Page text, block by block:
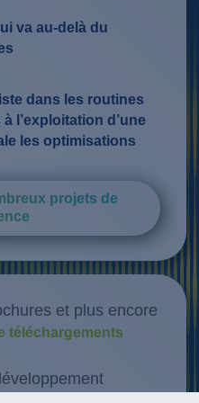
va au-delà du
dans les routines
l’exploitation d’une
les optimisations
projets de
et plus encore
téléchargements